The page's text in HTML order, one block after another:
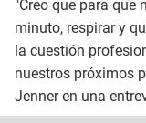
"Creo que para que
minuto, respirar y
la cuestión
nuestros próximos
Jenner en una